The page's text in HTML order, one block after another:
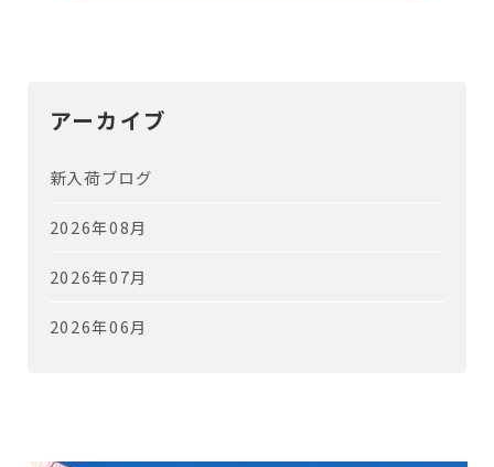
アーカイブ
新入荷ブログ
2026年08月
2026年07月
2026年06月